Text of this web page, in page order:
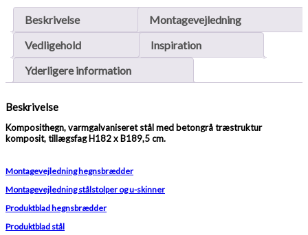
Beskrivelse
Montagevejledning
Vedligehold
Inspiration
Yderligere information
Beskrivelse
Komposithegn, varmgalvaniseret stål med betongrå træstruktur
komposit, tillægsfag H182 x B189,5 cm.
Montagevejledning hegnsbrædder
Montagevejledning stålstolper og u-skinner
Produktblad hegnsbrædder
Produktblad stål